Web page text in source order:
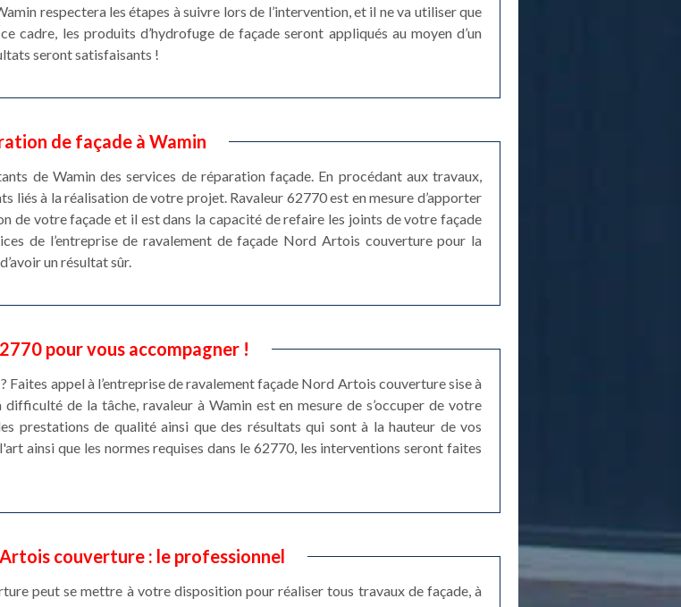
respectera les étapes à suivre lors de l’intervention, et il ne va utiliser que
cadre, les produits d’hydrofuge de façade seront appliqués au moyen d’un
seront satisfaisants !
de façade à Wamin
de Wamin des services de réparation façade. En procédant aux travaux,
liés à la réalisation de votre projet. Ravaleur 62770 est en mesure d’apporter
de votre façade et il est dans la capacité de refaire les joints de votre façade
de l’entreprise de ravalement de façade Nord Artois couverture pour la
un résultat sûr.
pour vous accompagner !
Faites appel à l’entreprise de ravalement façade Nord Artois couverture sise à
de la tâche, ravaleur à Wamin est en mesure de s’occuper de votre
prestations de qualité ainsi que des résultats qui sont à la hauteur de vos
ainsi que les normes requises dans le 62770, les interventions seront faites
couverture : le professionnel
peut se mettre à votre disposition pour réaliser tous travaux de façade, à